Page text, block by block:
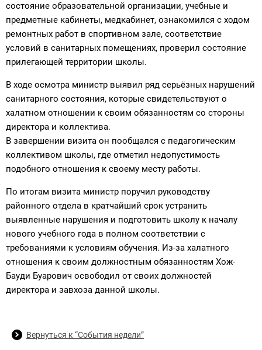
состояние образовательной организации, учебные и
предметные кабинеты, медкабинет, ознакомился с ходом
ремонтных работ в спортивном зале, соответствие
условий в санитарных помещениях, проверил состояние
прилегающей территории школы.
В ходе осмотра министр выявил ряд серьёзных нарушений
санитарного состояния, которые свидетельствуют о
халатном отношении к своим обязанностям со стороны
директора и коллектива.
В завершении визита он пообщался с педагогическим
коллективом школы, где отметил недопустимость
подобного отношения к своему месту работы.
По итогам визита министр поручил руководству
районного отдела в кратчайший срок устранить
выявленные нарушения и подготовить школу к началу
нового учебного года в полном соответствии с
требованиями к условиям обучения. Из-за халатного
отношения к своим должностным обязанностям Хож-
Бауди Буарович освободил от своих должностей
директора и завхоза данной школы.
Вернуться к “События недели”